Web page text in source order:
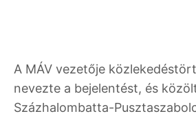
A MÁV vezetője
nevezte a bejelentést, és
Százhalombatta-